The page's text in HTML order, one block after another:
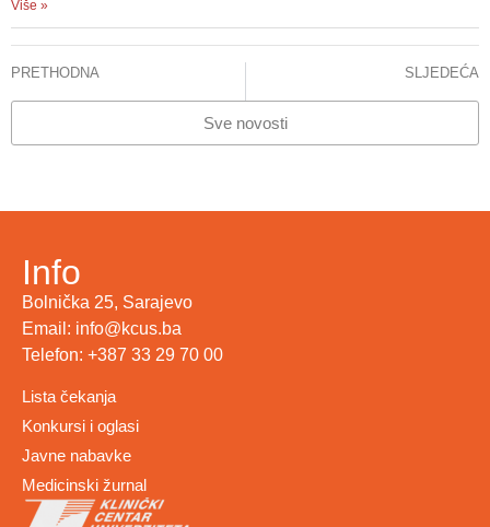
Više »
PRETHODNA SLJEDEĆA
Sve novosti
Info
Bolnička 25, Sarajevo
Email: info@kcus.ba
Telefon: +387 33 29 70 00
Lista čekanja
Konkursi i oglasi
Javne nabavke
Medicinski žurnal